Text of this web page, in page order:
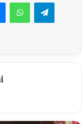
MessengerWhatsApp